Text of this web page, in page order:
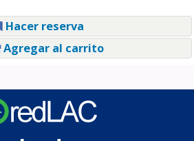
Hacer reserva
Agregar al carrito